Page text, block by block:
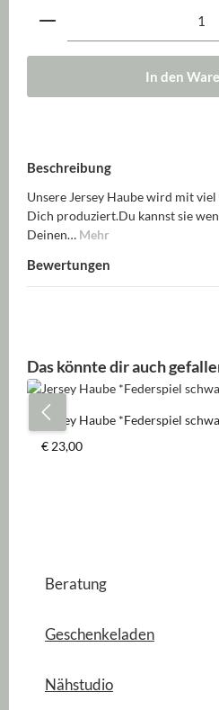
Produkt Anzahl: Gib den
In den
Beschreibung
Unsere Jersey Haube wird mit
Dich produziert.Du kannst sie
Deinen… Mehr
Bewertungen
Produktgalerie überspringen
Das könnte dir auch
Jersey Haube *Federspiel
Regulärer Preis:
€ 23,00
Beratung
Geschenkeladen
Nähstudio